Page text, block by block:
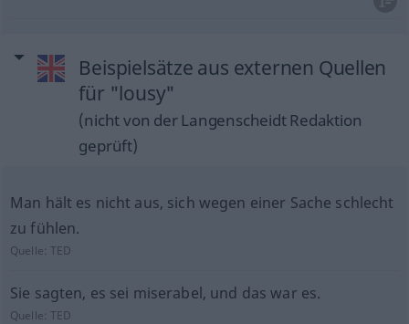
Beispielsätze aus externen Quellen
für "lousy"
(nicht von der Langenscheidt Redaktion
geprüft)
Man hält es nicht aus, sich wegen einer Sache schlecht
zu fühlen.
Quelle:TED
Sie sagten, es sei miserabel, und das war es.
Quelle:TED